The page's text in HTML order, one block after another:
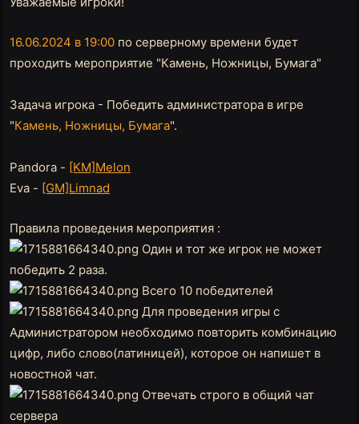
r
e
16.06.2024 в 19:00 по серверному времени будет
проходить мероприятие "Камень, Ножницы, Бумага"
Задача игрока - Победить администратора в игре
"Камень, Ножницы, Бумага".
Pandora - [KM]Melon
Eva - [GM]Limnad
Правила проведения мероприятия :
Один и тот же игрок не может
победить 2 раза.
Всего 10 победителей
Для проведения игры с
Администратором необходимо повторить комбинацию
цифр, либо слово(латиницей), которое он напишет в
новостной чат.
Отвечать строго в общий чат
сервера